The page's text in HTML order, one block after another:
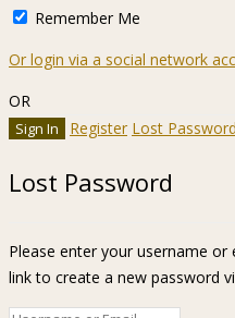
Remember Me
Or login via a social network
OR
Register Lost Password
Lost Password
Please enter your username or
link to create a new password